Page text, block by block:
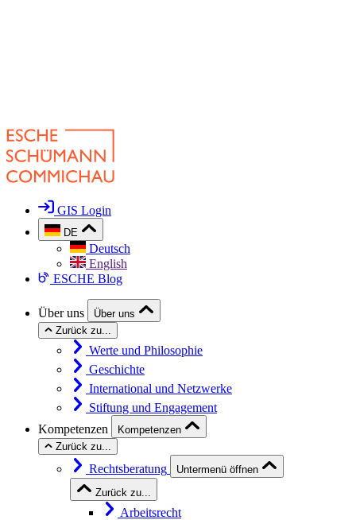
GIS Login
DE
Deutsch
English
ESCHE Blog
Über uns
Über uns
Zurück zu...
Werte und Philosophie
Geschichte
International und Netzwerke
Stiftung und Engagement
Kompetenzen
Kompetenzen
Zurück zu...
Rechtsberatung
Untermenü öffnen
Zurück zu...
Arbeitsrecht